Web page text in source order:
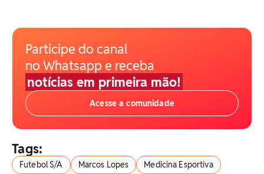
Participe do canal
no Whatsapp e receba
notícias em primeira mão!
Acesse a comunidade
Tags:
Futebol S/A Marcos Lopes
Medicina Esportiva